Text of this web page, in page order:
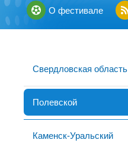
О фестивале
Свердловская область
Полевской
Каменск-Уральский